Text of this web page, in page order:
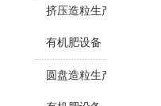
挤压造粒生产
有机肥设备
圆盘造粒生产